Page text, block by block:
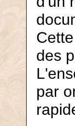
des
par